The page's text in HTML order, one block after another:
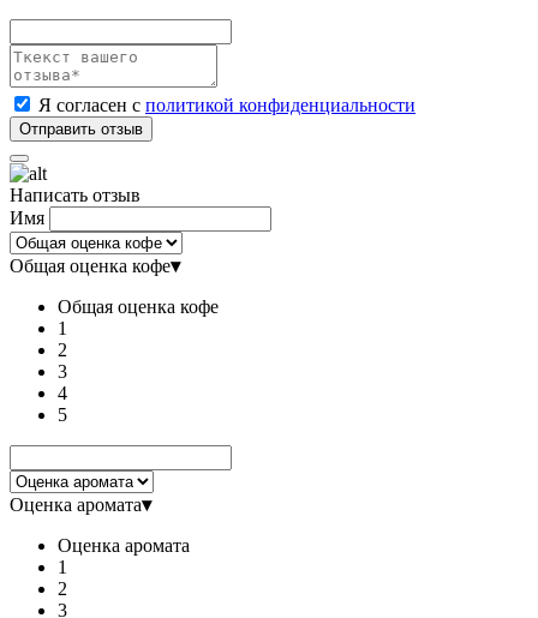
Я согласен с политикой конфиденциальности
Написать отзыв
Имя
Общая оценка кофе▾
Общая оценка кофе
1
2
3
4
5
Оценка аромата▾
Оценка аромата
1
2
3